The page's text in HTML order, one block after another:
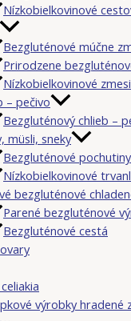
Nízkobielkovinové
Bezgluténové múčne
Prirodzene
Nízkobielkovinové
– pečivo
Bezgluténový chlieb –
müsli, sneky
Bezgluténové
Nízkobielkovinové
bezgluténové
Parené bezgluténové
Bezgluténové cestá
výrobky hradené